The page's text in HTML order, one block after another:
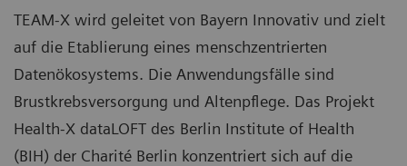
TEAM-X wird geleitet von Bayern Innovativ und zielt
auf die Etablierung eines menschzentrierten
Datenökosystems. Die Anwendungsfälle sind
Brustkrebsversorgung und Altenpflege. Das Projekt
Health-X dataLOFT des Berlin Institute of Health
(BIH) der Charité Berlin konzentriert sich auf die